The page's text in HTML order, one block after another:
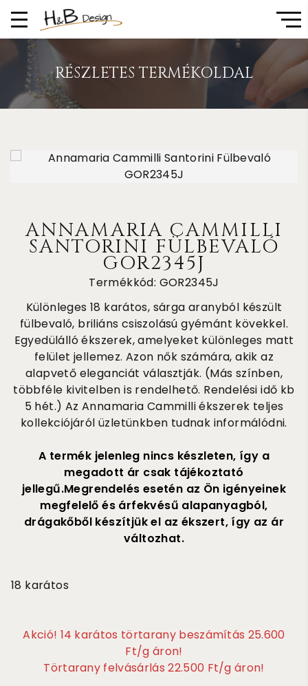
RÉSZLETES TERMÉKOLDAL
ANNAMARIA CAMMILLI
SANTORINI FÜLBEVALÓ
GOR2345J
Termékkód: GOR2345J
Különleges 18 karátos, sárga aranyból készült
fülbevaló, briliáns csiszolású gyémánt kövekkel.
Egyedülálló ékszerek, amelyeket különleges matt
felület jellemez. Azon nők számára, akik az
alapvető eleganciát választják. (Más színben,
többféle kivitelben is rendelhető. Rendelési idő kb
5 hét.) Az Annamaria Cammilli ékszerek teljes
kollekciójáról üzletünkben tudnak informálódni.
A termék jelenleg nincs készleten, így a
megadott ár csak tájékoztató
jellegű.Megrendelés esetén az Ön igényeinek
megfelelő és árfekvésű alapanyagból,
drágakőből készítjük el az ékszert, így az ár
változhat.
18 karátos
Akció! 14 karátos törtarany beszámítás 25.600
Ft/g áron!
Törtarany felvásárlás 22.500 Ft/g áron!